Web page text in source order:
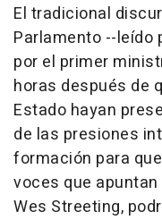
El tradicional
Parlamento --leído
por el primer
horas después de
Estado hayan
de las presiones
formación para
voces que
Wes Streeting,